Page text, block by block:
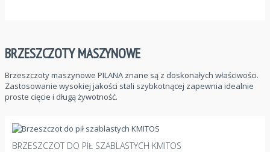
BRZESZCZOTY MASZYNOWE
Brzeszczoty maszynowe PILANA znane są z doskonałych właściwości.
Zastosowanie wysokiej jakości stali szybkotnącej zapewnia idealnie
proste cięcie i długą żywotność.
BRZESZCZOT DO PIŁ SZABLASTYCH KMITOS